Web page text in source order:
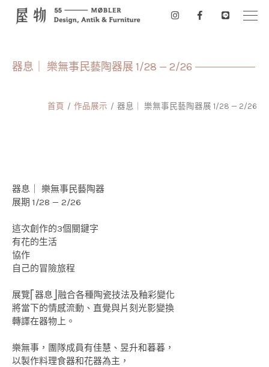
器息｜ 樂無事民藝陶器展 1/28 — 2/26
首頁 作品展示 器息｜ 樂無事民藝陶器展 1/28 — 2/26
器息｜ 樂無事民藝陶器
展期 1/28 — 2/26
這次創作的3個關鍵字
有花的生活
協作
自己的冒險旅程
展覽⎡器息⎦融合各種陶瓷技法及釉彩變化
將當下的情感流動、直覺與片刻光影變換
轉譯在器物上。
樂無事，團隊成員有佳慧、昱升和暮暮，
以製作料理食器和花器為主，